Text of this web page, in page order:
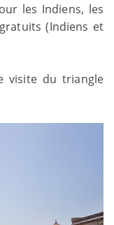
les Indiens, les
(Indiens et
visite du triangle